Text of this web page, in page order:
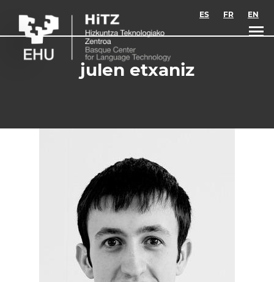
ES FR EN
julen etxaniz